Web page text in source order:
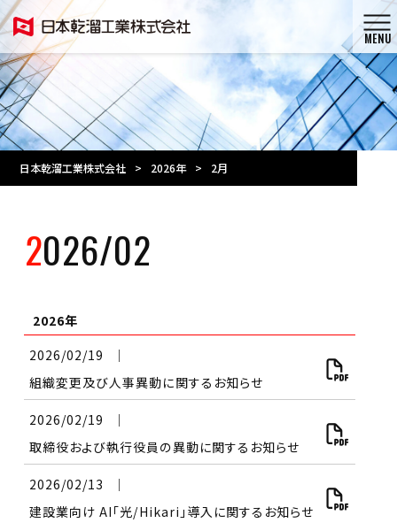
MENU
日本乾溜工業株式会社 > 2026年 > 2月
2026/02
2026年
2026/02/19
│
組織変更及び人事異動に関するお知らせ
2026/02/19
│
取締役および執行役員の異動に関するお知らせ
2026/02/13
│
建設業向け AI「光/Hikari」導入に関するお知らせ